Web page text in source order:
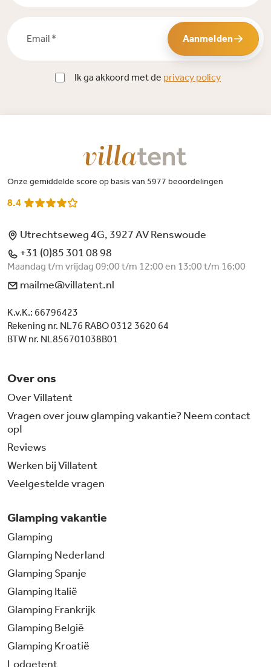
Aanmelden
Ik ga akkoord met de privacy policy
Onze gemiddelde score op basis van 5977 beoordelingen
8.4
Utrechtseweg 4G, 3927 AV Renswoude
+31 (0)85 301 08 98
Maandag t/m vrijdag 09:00 t/m 12:00 en 13:00 t/m 16:00
mailme@villatent.nl
K.v.K.: 66796423
Rekening nr. NL76 RABO 0312 3620 64
BTW nr. NL856701038B01
Over ons
Over Villatent
Vragen over jouw glamping vakantie? Neem contact
op!
Reviews
Werken bij Villatent
Veelgestelde vragen
Glamping vakantie
Glamping
Glamping Nederland
Glamping Spanje
Glamping Italië
Glamping Frankrijk
Glamping België
Glamping Kroatië
Lodgetent